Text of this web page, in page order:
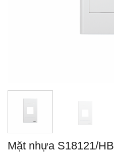
Mặt nhựa S18121/HB